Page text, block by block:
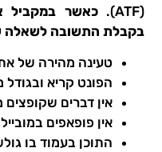
(ATF).
כאשר במקביל
בקבלת התשובה לשאלה
טעינה מהירה של
הפונט קריא
אין דברים
אין פופאפים
התוכן בעמוד בו